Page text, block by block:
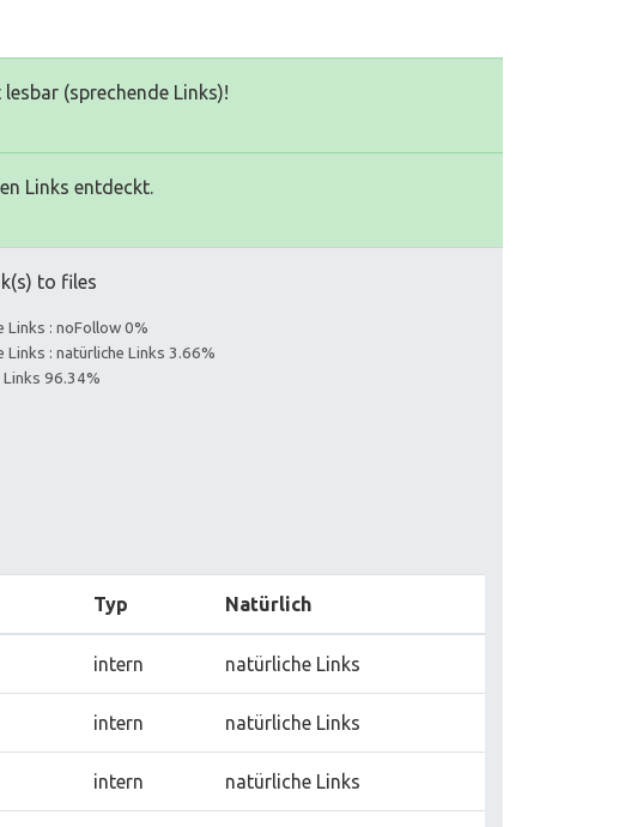
(sprechende Links)!
Links entdeckt.
to files
Links : noFollow 0%
Links : natürliche Links 3.66%
Links 96.34%
Typ Natürlich
intern natürliche Links
intern natürliche Links
intern natürliche Links